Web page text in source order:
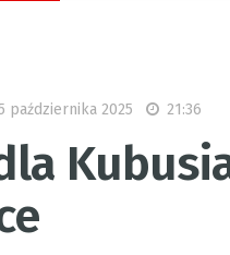
października 2025 21:36